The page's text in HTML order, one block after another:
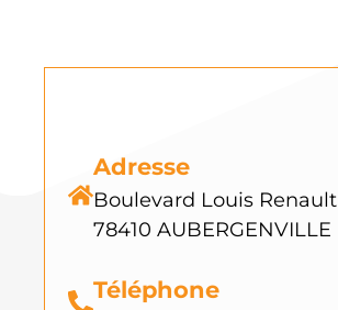
Adresse
Boulevard Louis Renault
78410 AUBERGENVILLE
Téléphone